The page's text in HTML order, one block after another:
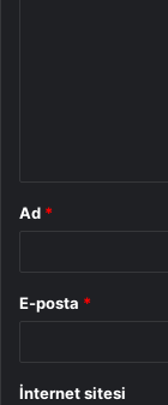
Ad *
E-posta *
İnternet sitesi